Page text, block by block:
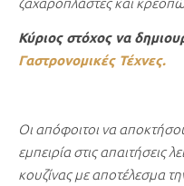
Κύριος στόχος να
Γαστρονομικές Τέχνες.
Οι απόφοιτοι να
εμπειρία στις απαιτήσεις
κουζίνας με αποτέλεσμα